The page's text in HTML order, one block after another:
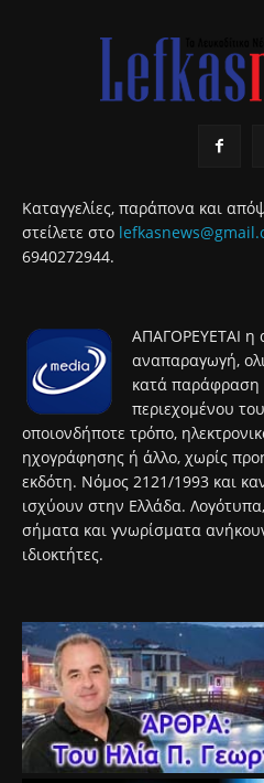
Καταγγελίες, παράπονα και
στείλετε στο
6940272944.
ΑΠΑΓΟΡΕΥΕΤΑΙ η
αναπαραγωγή,
κατά παράφραση
περιεχομένου
οποιονδήποτε τρόπο,
ηχογράφησης ή άλλο, χωρίς
εκδότη. Νόμος 2121/1993 και
ισχύουν στην Ελλάδα.
σήματα και γνωρίσματα
ιδιοκτήτες.